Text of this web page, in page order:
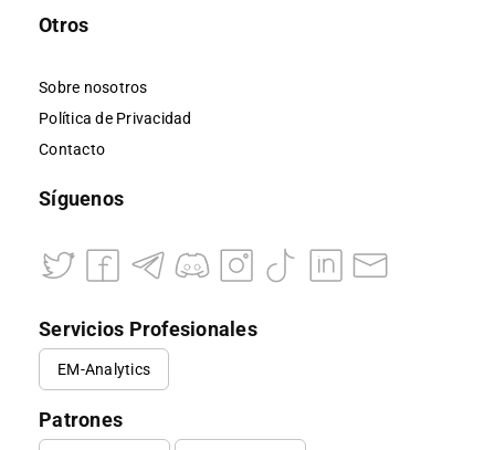
Otros
Sobre nosotros
Política de Privacidad
Contacto
Síguenos
Servicios Profesionales
EM-Analytics
Patrones